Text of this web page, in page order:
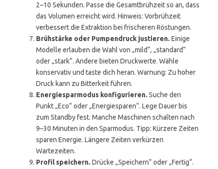
2–10 Sekunden. Passe die Gesamtbrühzeit so an, dass
das Volumen erreicht wird. Hinweis: Vorbrühzeit
verbessert die Extraktion bei frischeren Röstungen.
Brühstärke oder Pumpendruck justieren. Einige
Modelle erlauben die Wahl von „mild“, „standard“
oder „stark“. Andere bieten Druckwerte. Wähle
konservativ und taste dich heran. Warnung: Zu hoher
Druck kann zu Bitterkeit führen.
Energiesparmodus konfigurieren. Suche den
Punkt „Eco“ oder „Energiesparen“. Lege Dauer bis
zum Standby fest. Manche Maschinen schalten nach
9–30 Minuten in den Sparmodus. Tipp: Kürzere Zeiten
sparen Energie. Längere Zeiten verkürzen
Wartezeiten.
Profil speichern. Drücke „Speichern“ oder „Fertig“.